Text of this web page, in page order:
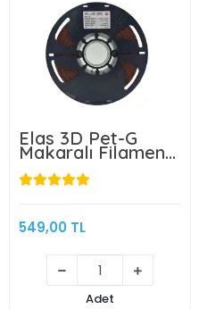
Elas 3D Pet-G
Makaralı Filament
Kiremit 1.75mm 1kg
549,00 TL
Adet